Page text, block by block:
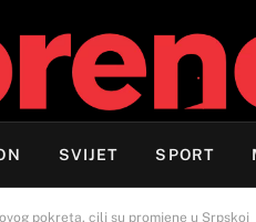
SVIJET SPORT
pokreta, cilj su promjene u Srpskoj